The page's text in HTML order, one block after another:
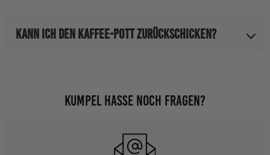
Kann ich den Kaffee-Pott zurückschicken?
Kumpel hasse noch Fragen?